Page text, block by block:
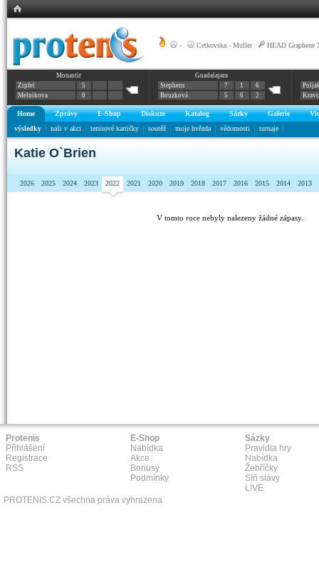
- Cetkovska - Muller| HEAD Graphene
Monastir
Zipfel
5
Melnikova
0
Guadalajara
Stephens
7 1
6
Bouzková
5 6 2
Home Zprávy E-Shop Diskuze Katalog Sázky Galerie
výsledky
naši v akci tenisové kartičky soutěž moje hvězda vědomosti turnaje
Katie O`Brien
2026 2025 2024 2023 2022 2021 2020 2019 2018 2017 2016 2015 2014 2013
V tomto roce nebyly nalezeny žádné zápasy.
Protenis
Přihlášení
Registrace
RSS
E-Shop
Nabídka
Akce
Bonusy
Podmínky
Sázky
Pravidla hry
Nabídka
Žebříčky
Síň slávy
L!VE
PROTENIS.CZ všechna práva vyhrazena